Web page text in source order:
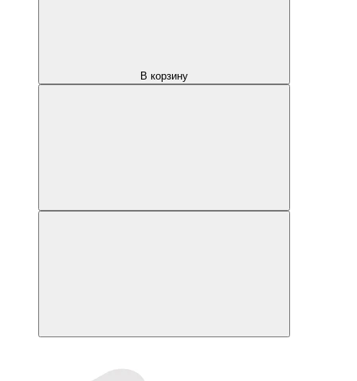
В корзину